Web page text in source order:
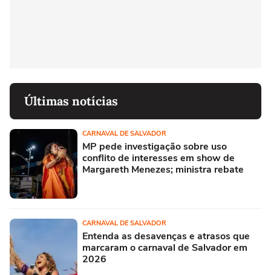
Últimas notícias
CARNAVAL DE SALVADOR
MP pede investigação sobre uso
conflito de interesses em show de
Margareth Menezes; ministra rebate
CARNAVAL DE SALVADOR
Entenda as desavenças e atrasos que
marcaram o carnaval de Salvador em
2026